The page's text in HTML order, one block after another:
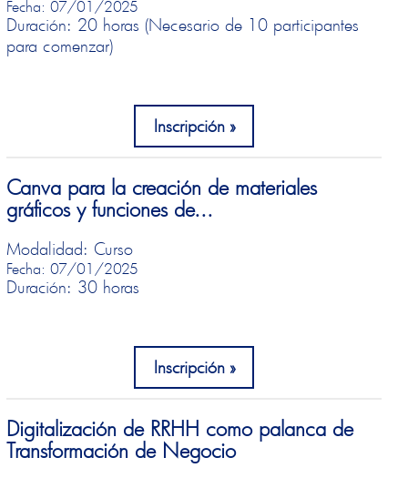
Fecha: 07/01/2025
Duración: 20 horas (Necesario de 10 participantes
para comenzar)
Inscripción
Canva para la creación de materiales
gráficos y funciones de...
Modalidad: Curso
Fecha: 07/01/2025
Duración: 30 horas
Inscripción
Digitalización de RRHH como palanca de
Transformación de Negocio